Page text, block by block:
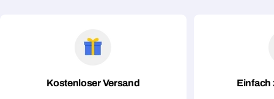
Kostenloser Versand Einfach